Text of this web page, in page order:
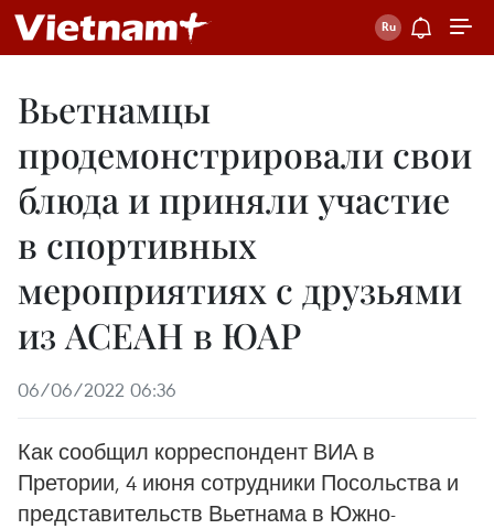
Вьетнамцы
продемонстрировали свои
блюда и приняли участие
в спортивных
мероприятиях с друзьями
из АСЕАН в ЮАР
06/06/2022 06:36
Как сообщил корреспондент ВИА в
Претории, 4 июня сотрудники Посольства и
представительств Вьетнама в Южно-